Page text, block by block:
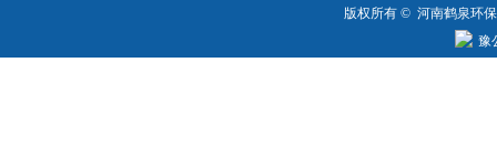
版权所有 © 河南鹤泉环
豫